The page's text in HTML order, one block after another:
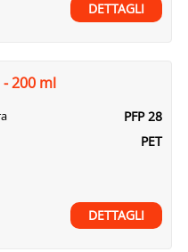
DETTAGLI
- 200 ml
PFP 28
PET
DETTAGLI